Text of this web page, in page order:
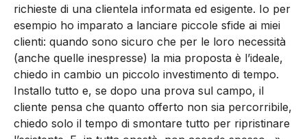
richieste di una clientela informata ed esigente. Io per
esempio ho imparato a lanciare piccole sfide ai miei
clienti: quando sono sicuro che per le loro necessità
(anche quelle inespresse) la mia proposta è l’ideale,
chiedo in cambio un piccolo investimento di tempo.
Installo tutto e, se dopo una prova sul campo, il
cliente pensa che quanto offerto non sia percorribile,
chiedo solo il tempo di smontare tutto per ripristinare